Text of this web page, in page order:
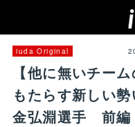
iuda Original
【他に無いチー
もたらす新しい
金弘淵選手 前編